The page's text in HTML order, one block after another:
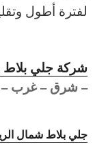
لفترة أطول
شركة جلي بلاط
– شرق – غرب –
جلي بلاط شمال